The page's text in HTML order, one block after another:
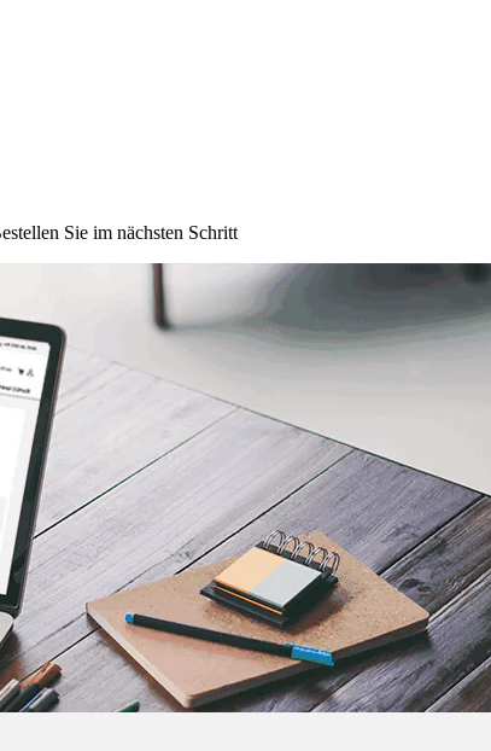
Sie im nächsten Schritt